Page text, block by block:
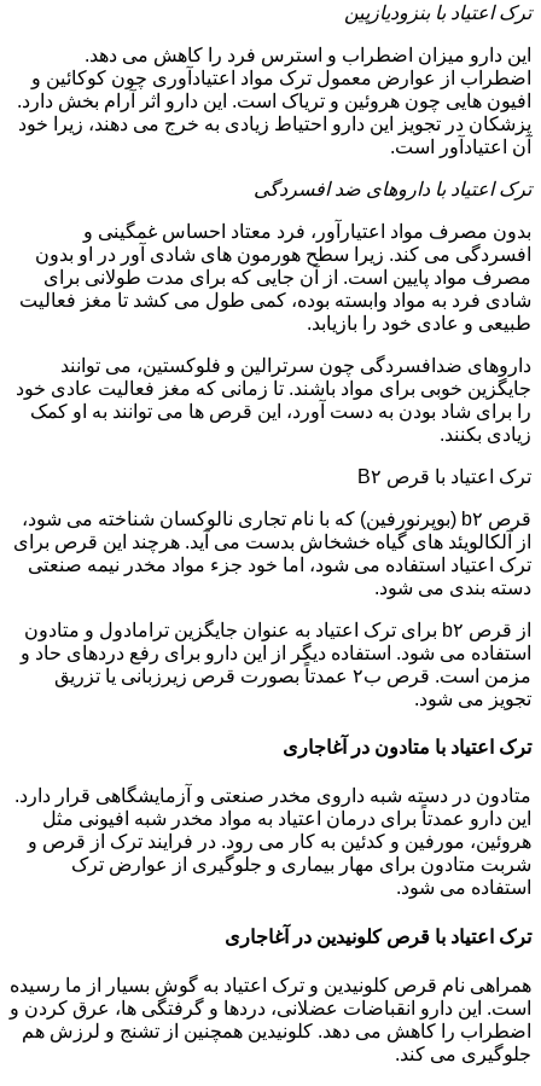
ترک اعتیاد با بنزودیازپین
این دارو میزان اضطراب و استرس فرد را کاهش می دهد.
اضطراب از عوارض معمول ترک مواد اعتیادآوری چون کوکائین و
افیون هایی چون هروئین و تریاک است. این دارو اثر آرام بخش دارد.
پزشکان در تجویز این دارو احتیاط زیادی به خرج می دهند، زیرا خود
آن اعتیادآور است.
ترک اعتیاد با داروهای ضد افسردگی
بدون مصرف مواد اعتیارآور، فرد معتاد احساس غمگینی و
افسردگی می کند. زیرا سطح هورمون های شادی آور در او بدون
مصرف مواد پایین است. از آن جایی که برای مدت طولانی برای
شادی فرد به مواد وابسته بوده، کمی طول می کشد تا مغز فعالیت
طبیعی و عادی خود را بازیابد.
داروهای ضدافسردگی چون سرترالین و فلوکستین، می توانند
جایگزین خوبی برای مواد باشند. تا زمانی که مغز فعالیت عادی خود
را برای شاد بودن به دست آورد، این قرص ها می توانند به او کمک
زیادی بکنند.
ترک اعتیاد با قرص B۲
قرص b۲ (بوپرنورفین) که با نام تجاری نالوکسان شناخته می شود،
از آلکالویئد های گیاه خشخاش بدست می آید. هرچند این قرص برای
ترک اعتیاد استفاده می شود، اما خود جزء مواد مخدر نیمه صنعتی
دسته بندی می شود.
از قرص b۲ برای ترک اعتیاد به عنوان جایگزین ترامادول و متادون
استفاده می شود. استفاده دیگر از این دارو برای رفع دردهای حاد و
مزمن است. قرص ب۲ عمدتاً بصورت قرص زیرزبانی یا تزریق
تجویز می شود.
ترک اعتیاد با متادون در آغاجاری
متادون در دسته شبه داروی مخدر صنعتی و آزمایشگاهی قرار دارد.
این دارو عمدتاً برای درمان اعتیاد به مواد مخدر شبه افیونی مثل
هروئین، مورفین و کدئین به کار می رود. در فرایند ترک از قرص و
شربت متادون برای مهار بیماری و جلوگیری از عوارض ترک
استفاده می شود.
ترک اعتیاد با قرص کلونیدین در آغاجاری
همراهی نام قرص کلونیدین و ترک اعتیاد به گوش بسیار از ما رسیده
است. این دارو انقباضات عضلانی، دردها و گرفتگی ها، عرق کردن و
اضطراب را کاهش می دهد. کلونیدین همچنین از تشنج و لرزش هم
جلوگیری می کند.